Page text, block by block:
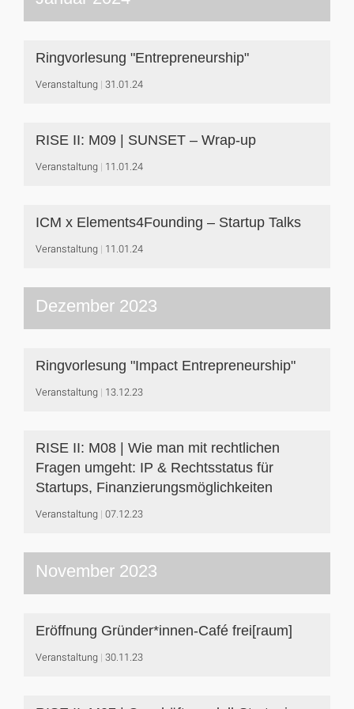
Ringvorlesung "Entrepreneurship"
Veranstaltung 31.01.24
RISE II: M09 | SUNSET – Wrap-up
Veranstaltung 11.01.24
ICM x Elements4Founding – Startup Talks
Veranstaltung 11.01.24
Dezember 2023
Ringvorlesung "Impact Entrepreneurship"
Veranstaltung 13.12.23
RISE II: M08 | Wie man mit rechtlichen
Fragen umgeht: IP & Rechtsstatus für
Startups, Finanzierungsmöglichkeiten
Veranstaltung 07.12.23
November 2023
Eröffnung Gründer*innen-Café frei[raum]
Veranstaltung 30.11.23